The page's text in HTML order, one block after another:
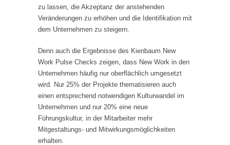
zu lassen, die Akzeptanz der anstehenden
Veränderungen zu erhöhen und die Identifikation mit
dem Unternehmen zu steigern.
Denn auch die Ergebnisse des Kienbaum New
Work Pulse Checks zeigen, dass New Work in den
Unternehmen häufig nur oberflächlich umgesetzt
wird. Nur 25% der Projekte thematisieren auch
einen entsprechend notwendigen Kulturwandel im
Unternehmen und nur 20% eine neue
Führungskultur, in der Mitarbeiter mehr
Mitgestaltungs- und Mitwirkungsmöglichkeiten
erhalten.